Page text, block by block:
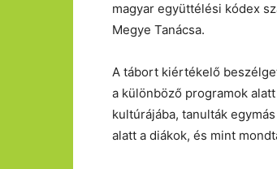
magyar együttélési kódex
Megye Tanácsa.
A tábort kiértékelő
a különböző programok
kultúrájába, tanulták
alatt a diákok, és mint